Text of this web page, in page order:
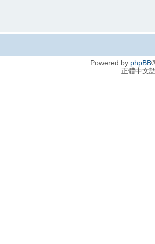
Powered by phpBB
正體中文